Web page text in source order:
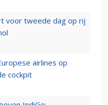
voor tweede dag op rij
airlines op
cockpit